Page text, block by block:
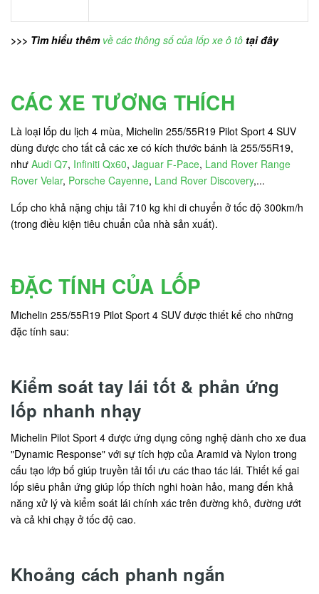
>>> Tìm hiểu thêm về các thông số của lốp xe ô tô tại đây
CÁC XE TƯƠNG THÍCH
Là loại lốp du lịch 4 mùa, Michelin 255/55R19 Pilot Sport 4 SUV
dùng được cho tất cả các xe có kích thước bánh là 255/55R19,
như Audi Q7, Infiniti Qx60, Jaguar F-Pace, Land Rover Range
Rover Velar, Porsche Cayenne, Land Rover Discovery,...
Lốp cho khả nặng chịu tải 710 kg khi di chuyển ở tốc độ 300km/h
(trong điều kiện tiêu chuẩn của nhà sản xuất).
ĐẶC TÍNH CỦA LỐP
Michelin 255/55R19 Pilot Sport 4 SUV được thiết kế cho những
đặc tính sau:
Kiểm soát tay lái tốt & phản ứng
lốp nhanh nhạy
Michelin Pilot Sport 4 được ứng dụng công nghệ dành cho xe đua
"Dynamic Response" với sự tích hợp của Aramid và Nylon trong
cấu tạo lớp bố giúp truyền tải tối ưu các thao tác lái. Thiết kế gai
lốp siêu phản ứng giúp lốp thích nghi hoàn hảo, mang đến khả
năng xử lý và kiểm soát lái chính xác trên đường khô, đường ướt
và cả khi chạy ở tốc độ cao.
Khoảng cách phanh ngắn